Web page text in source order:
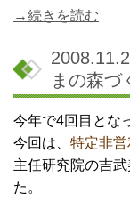
→続きを読む
まの森づ
今年で4回目とな
今回は、 特定非
主任研究院の吉
た。